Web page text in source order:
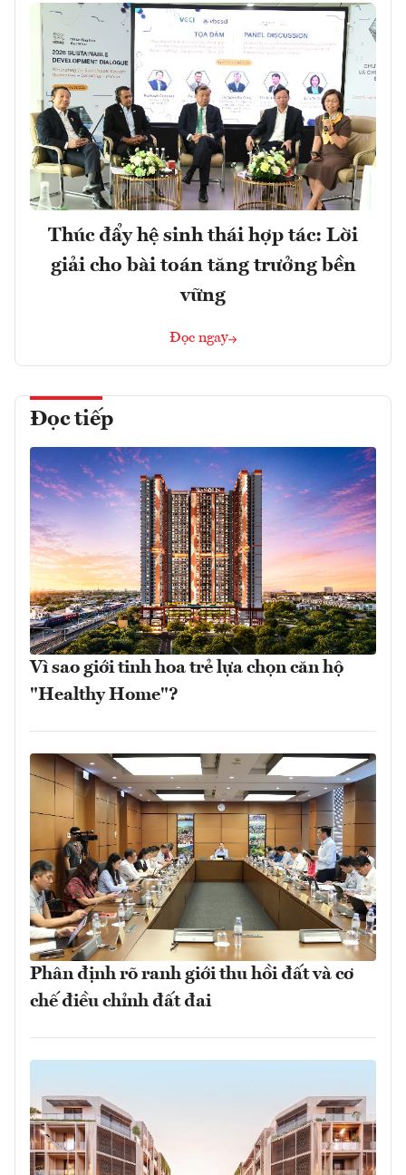
Thúc đẩy hệ sinh thái hợp tác: Lời
giải cho bài toán tăng trưởng bền
vững
Đọc ngay
Đọc tiếp
Vì sao giới tinh hoa trẻ lựa chọn căn hộ
"Healthy Home"?
Phân định rõ ranh giới thu hồi đất và cơ
chế điều chỉnh đất đai